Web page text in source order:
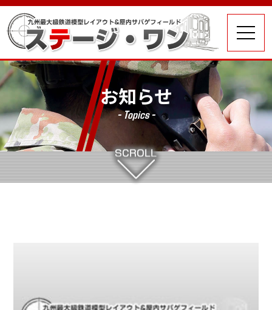
お知らせ
- Topics -